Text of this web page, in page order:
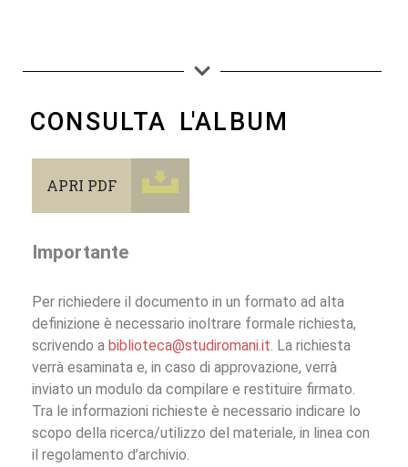
CONSULTA L'ALBUM
APRI PDF
Importante
Per richiedere il documento in un formato ad alta
definizione è necessario inoltrare formale richiesta,
scrivendo a biblioteca@studiromani.it. La richiesta
verrà esaminata e, in caso di approvazione, verrà
inviato un modulo da compilare e restituire firmato.
Tra le informazioni richieste è necessario indicare lo
scopo della ricerca/utilizzo del materiale, in linea con
il regolamento d’archivio.